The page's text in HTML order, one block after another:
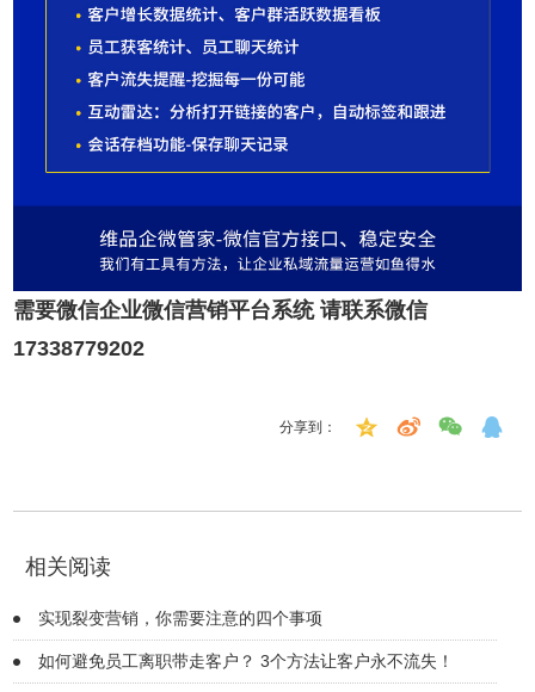
需要微信企业微信营销平台系统 请联系微信
17338779202
分享到：
相关阅读
实现裂变营销，你需要注意的四个事项
如何避免员工离职带走客户？ 3个方法让客户永不流失！